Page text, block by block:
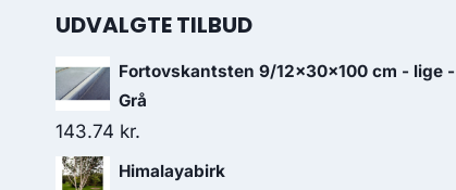
UDVALGTE TILBUD
Fortovskantsten 9/12x30x100 cm - lige -
Grå
143.74 kr.
Himalayabirk